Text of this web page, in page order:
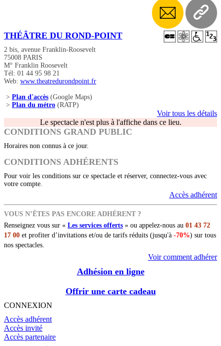
THÉÂTRE DU ROND-POINT
2 bis, avenue Franklin-Roosevelt
75008 PARIS
M° Franklin Roosevelt
Tél: 01 44 95 98 21
Web: www.theatredurondpoint.fr
> Plan d'accès (Google Maps)
> Plan du métro (RATP)
Voir tous les détails
Le spectacle n'est plus à l'affiche dans ce lieu.
CONDITIONS GRAND PUBLIC
Horaires non connus à ce jour.
CONDITIONS ADHÉRENTS
Pour voir les conditions sur ce spectacle et réserver, connectez-vous avec
votre compte.
Accès adhérent
VOUS N’ÊTES PAS ENCORE ADHÉRENT ?
Renseignez vous sur « Les services offerts » ou appelez-nous au 01 43 72
17 00 et profiter d’invitations et/ou de tarifs réduits (jusqu'à -70%) sur tous
nos spectacles.
Voir comment adhérer
Adhésion en ligne
Offrir une carte cadeau
CONNEXION
Accès adhérent
Accès invité
Accès partenaire